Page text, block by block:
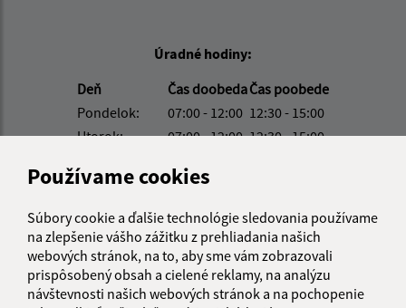
Používame cookies
Súbory cookie a ďalšie technológie sledovania používame
na zlepšenie vášho zážitku z prehliadania našich
webových stránok, na to, aby sme vám zobrazovali
prispôsobený obsah a cielené reklamy, na analýzu
návštevnosti našich webových stránok a na pochopenie
Úradné hodiny:
Deň
Čas doobedaČas poobede
Pondelok:
07:00 - 12:00 12:30 - 15:00
Utorok:
07:00 - 12:00 12:30 - 15:00
Štvrtok:
07:00 - 12:00
Obedňajšia prestávka:12:00 - 12:30
Kontakt: